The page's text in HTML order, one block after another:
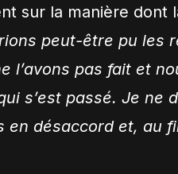
sur la manière dont
peut-être pu les
l’avons pas fait et
s’est passé. Je ne
en désaccord et, au